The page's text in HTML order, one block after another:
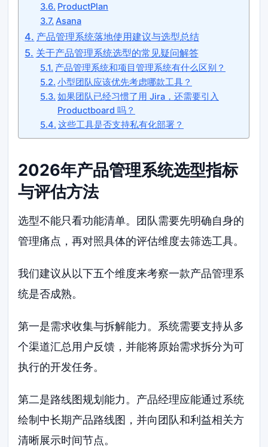
ProductPlan
Asana
产品管理系统落地使用建议与选型总结
关于产品管理系统选型的常见疑问解答
产品管理系统和项目管理系统有什么区别？
小型团队应该优先考虑哪款工具？
如果团队已经习惯了用 Jira，还需要引入
Productboard 吗？
这些工具是否支持私有化部署？
2026年产品管理系统选型指标
与评估方法
选型不能只看功能清单。团队需要先明确自身的
管理痛点，再对照具体的评估维度去筛选工具。
我们建议从以下五个维度来考察一款产品管理系
统是否成熟。
第一是需求收集与拆解能力。系统需要支持从多
个渠道汇总用户反馈，并能将原始需求拆分为可
执行的开发任务。
第二是路线图规划能力。产品经理应能通过系统
绘制中长期产品路线图，并向团队和利益相关方
清晰展示时间节点。